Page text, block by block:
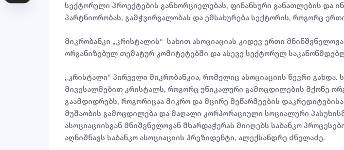
სექტორული პროექტების განხორციელებას, ფინანსური განათლების და
პარტნიორობას, გამჭვირვალობას და ემსახურება სექტორის, როგორც
მიკრობანკი „კრისტალის“ სახით ასოციაციას კიდევ ერთი
ორგანიზებულ თემატურ კომიტეტებში და ასევე სექტორულ
„კრისტალი“ პირველი მიკრობანკია, რომელიც ასოციაციის წევრი
მივესალმებით კრისტალს, როგორც უნიკალური გამოცდილების მქონე
გაამდიდრებს, როგორიცაა მიკრო და მცირე მეწარმეების
მუშაობის გამოცდილება და მაღალი კორპორაციული სოციალური
ასოციაციისგან მნიშვნელოვან მხარდაჭერას მიიღებს საბანკო
აღნიშნავს საბანკო ასოციაციის პრეზიდენტი, ალექსანდრე ძნელაძე.